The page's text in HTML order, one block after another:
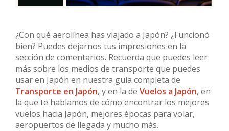
¿Con qué aerolínea has viajado a Japón? ¿Funcionó
bien? Puedes dejarnos tus impresiones en la
sección de comentarios. Recuerda que puedes leer
más sobre los medios de transporte que puedes
usar en Japón en nuestra guía completa de
Transporte en Japón, y en la de Vuelos a Japón, en
la que te hablamos de cómo encontrar los mejores
vuelos hacia Japón, mejores épocas para volar,
aeropuertos de llegada y mucho más.